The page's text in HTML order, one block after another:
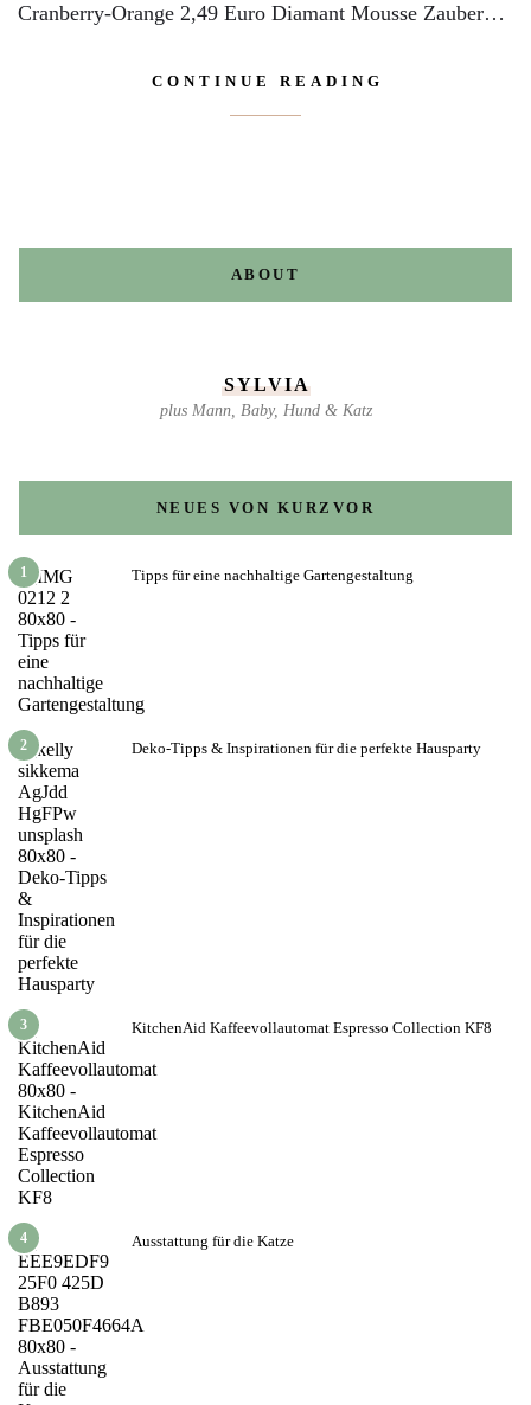
Cranberry-Orange 2,49 Euro Diamant Mousse Zauber…
CONTINUE READING
ABOUT
SYLVIA
plus Mann, Baby, Hund & Katz
NEUES VON KURZVOR
1 Tipps für eine nachhaltige Gartengestaltung
2 Deko-Tipps & Inspirationen für die perfekte Hausparty
3 KitchenAid Kaffeevollautomat Espresso Collection KF8
4 Ausstattung für die Katze